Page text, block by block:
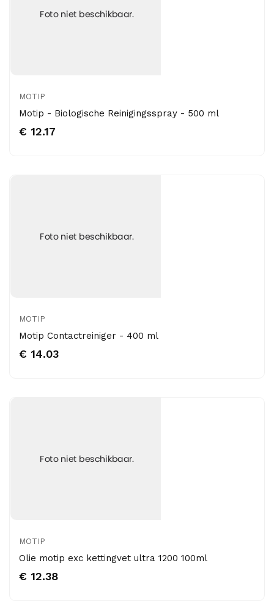
MOTIP
Motip - Biologische Reinigingsspray - 500 ml
€ 12.17
MOTIP
Motip Contactreiniger - 400 ml
€ 14.03
MOTIP
Olie motip exc kettingvet ultra 1200 100ml
€ 12.38